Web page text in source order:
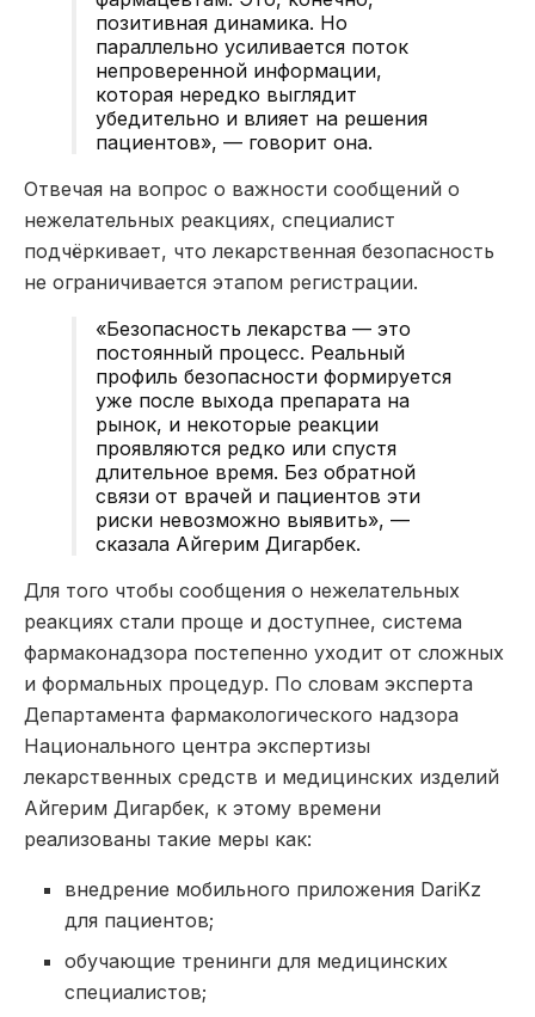
позитивная динамика. Но
параллельно усиливается поток
непроверенной информации,
которая нередко выглядит
убедительно и влияет на решения
пациентов», — говорит она.
Отвечая на вопрос о важности сообщений о
нежелательных реакциях, специалист
подчёркивает, что лекарственная безопасность
не ограничивается этапом регистрации.
«Безопасность лекарства — это
постоянный процесс. Реальный
профиль безопасности формируется
уже после выхода препарата на
рынок, и некоторые реакции
проявляются редко или спустя
длительное время. Без обратной
связи от врачей и пациентов эти
риски невозможно выявить», —
сказала Айгерим Дигарбек.
Для того чтобы сообщения о нежелательных
реакциях стали проще и доступнее, система
фармаконадзора постепенно уходит от сложных
и формальных процедур. По словам эксперта
Департамента фармакологического надзора
Национального центра экспертизы
лекарственных средств и медицинских изделий
Айгерим Дигарбек, к этому времени
реализованы такие меры как:
внедрение мобильного приложения DariKz
для пациентов;
обучающие тренинги для медицинских
специалистов;